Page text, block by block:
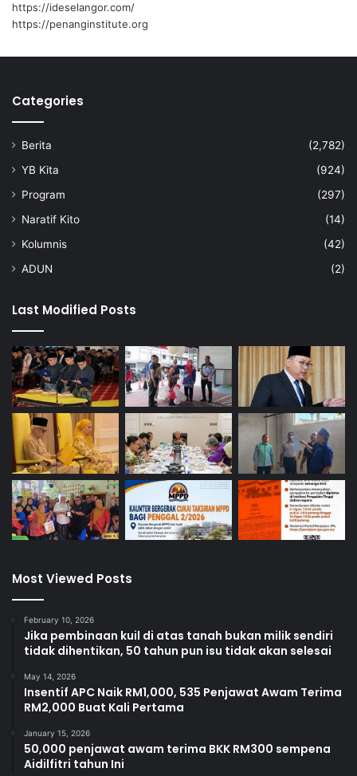
a
k
e
j
a
https://ideselangor.com/
https://penanginstitute.org
Categories
Berita
(2,782)
YB Kita
(924)
Program
(297)
Naratif Kito
(14)
Kolumnis
(42)
ADUN
(2)
Last Modified Posts
Most Viewed Posts
February 10, 2026
Jika pembinaan kuil di atas tanah bukan milik sendiri
tidak dihentikan, 50 tahun pun isu tidak akan selesai
May 14, 2026
Insentif APC Naik RM1,000, 535 Penjawat Awam Terima
RM2,000 Buat Kali Pertama
January 15, 2026
50,000 penjawat awam terima BKK RM300 sempena
Aidilfitri tahun Ini